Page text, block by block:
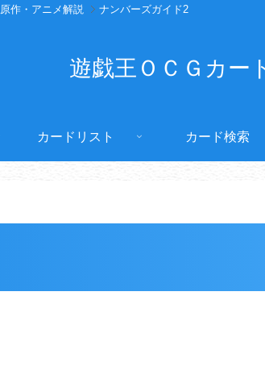
原作・アニメ解説 ナンバーズガイド2
遊戯王ＯＣＧカー
カードリスト カード検索